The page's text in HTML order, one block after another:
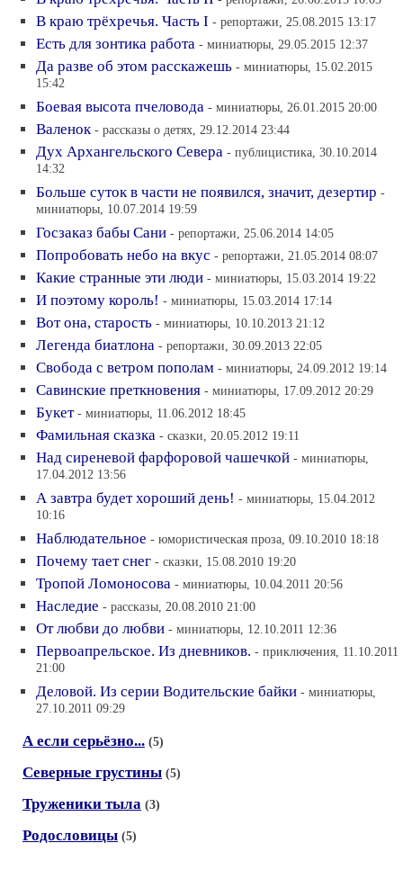
В краю трёхречья. Часть I - репортажи, 25.08.2015 13:17
Есть для зонтика работа - миниатюры, 29.05.2015 12:37
Да разве об этом расскажешь - миниатюры, 15.02.2015
15:42
Боевая высота пчеловода - миниатюры, 26.01.2015 20:00
Валенок - рассказы о детях, 29.12.2014 23:44
Дух Архангельского Севера - публицистика, 30.10.2014
14:32
Больше суток в части не появился, значит, дезертир -
миниатюры, 10.07.2014 19:59
Госзаказ бабы Сани - репортажи, 25.06.2014 14:05
Попробовать небо на вкус - репортажи, 21.05.2014 08:07
Какие странные эти люди - миниатюры, 15.03.2014 19:22
И поэтому король! - миниатюры, 15.03.2014 17:14
Вот она, старость - миниатюры, 10.10.2013 21:12
Легенда биатлона - репортажи, 30.09.2013 22:05
Свобода с ветром пополам - миниатюры, 24.09.2012 19:14
Савинские преткновения - миниатюры, 17.09.2012 20:29
Букет - миниатюры, 11.06.2012 18:45
Фамильная сказка - сказки, 20.05.2012 19:11
Над сиреневой фарфоровой чашечкой - миниатюры,
17.04.2012 13:56
А завтра будет хороший день! - миниатюры, 15.04.2012
10:16
Наблюдательное - юмористическая проза, 09.10.2010 18:18
Почему тает снег - сказки, 15.08.2010 19:20
Тропой Ломоносова - миниатюры, 10.04.2011 20:56
Наследие - рассказы, 20.08.2010 21:00
От любви до любви - миниатюры, 12.10.2011 12:36
Первоапрельское. Из дневников. - приключения, 11.10.2011
21:00
Деловой. Из серии Водительские байки - миниатюры,
27.10.2011 09:29
А если серьёзно... (5)
Северные грустины (5)
Труженики тыла (3)
Родословицы (5)